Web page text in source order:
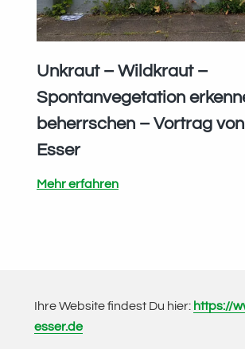
Umgang
miteinander
Gudrun
Esser
Unkraut – Wildkraut –
Spontanvegetation
beherrschen – Vortrag
Esser
Mehr erfahrenUnkraut
und
Ihre Website findest Du hier: https://
esser.de